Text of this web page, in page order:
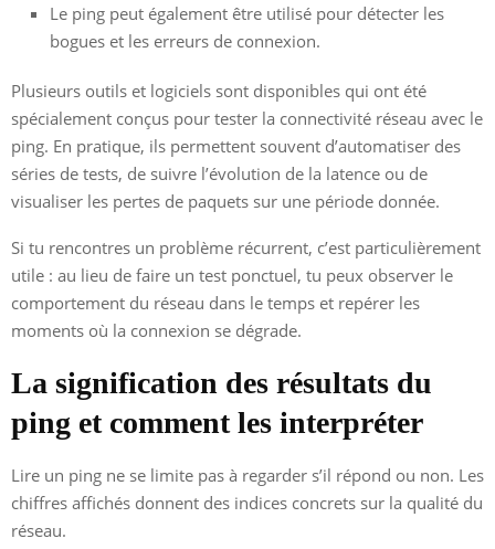
Le ping peut également être utilisé pour détecter les
bogues et les erreurs de connexion.
Plusieurs outils et logiciels sont disponibles qui ont été
spécialement conçus pour tester la connectivité réseau avec le
ping. En pratique, ils permettent souvent d’automatiser des
séries de tests, de suivre l’évolution de la latence ou de
visualiser les pertes de paquets sur une période donnée.
Si tu rencontres un problème récurrent, c’est particulièrement
utile : au lieu de faire un test ponctuel, tu peux observer le
comportement du réseau dans le temps et repérer les
moments où la connexion se dégrade.
La signification des résultats du
ping et comment les interpréter
Lire un ping ne se limite pas à regarder s’il répond ou non. Les
chiffres affichés donnent des indices concrets sur la qualité du
réseau.